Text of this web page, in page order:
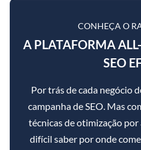
CONHEÇA O
A PLATAFORMA
SEO
Por trás de cada negócio
campanha de SEO. Mas
técnicas de otimização por
difícil saber por onde